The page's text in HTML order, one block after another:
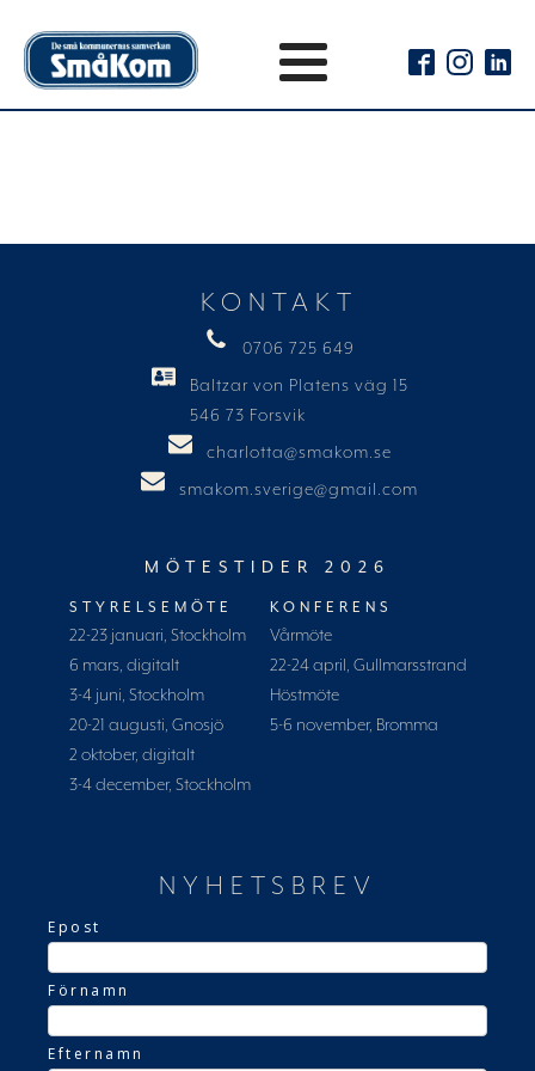
KONTAKT
0706 725 649
Baltzar von Platens väg 15
546 73 Forsvik
charlotta@smakom.se
smakom.sverige@gmail.com
MÖTESTIDER 2026
STYRELSEMÖTE
22-23 januari, Stockholm
6 mars, digitalt
3-4 juni, Stockholm
20-21 augusti, Gnosjö
2 oktober, digitalt
3-4 december, Stockholm
KONFERENS
Vårmöte
22-24 april, Gullmarsstrand
Höstmöte
5-6 november, Bromma
NYHETSBREV
Epost
Förnamn
Efternamn